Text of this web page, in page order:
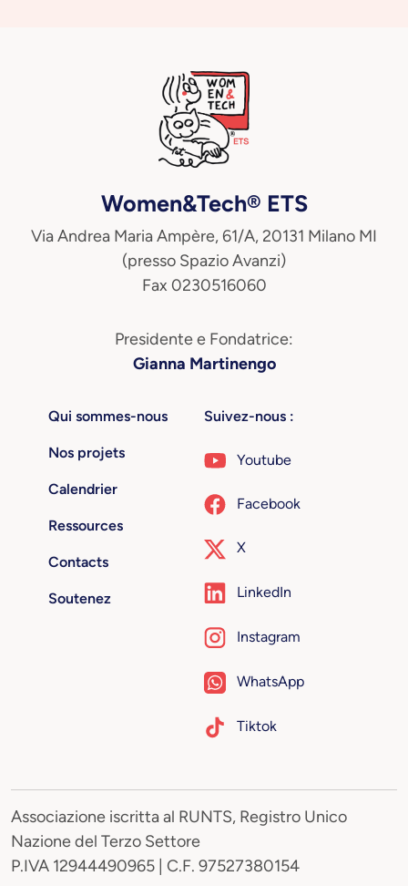
Women&Tech® ETS
Via Andrea Maria Ampère, 61/A, 20131 Milano MI
(presso Spazio Avanzi)
Fax 0230516060
Presidente e Fondatrice:
Gianna Martinengo
Qui sommes-nous
Nos projets
Calendrier
Ressources
Contacts
Soutenez
Suivez-nous :
Youtube
Facebook
X
LinkedIn
Instagram
WhatsApp
Tiktok
Associazione iscritta al RUNTS, Registro Unico
Nazione del Terzo Settore
P.IVA 12944490965 | C.F. 97527380154